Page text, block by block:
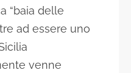
“baia delle
ad essere uno
venne